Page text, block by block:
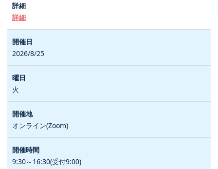
詳細
2026/8/25
火
オンライン(Zoom)
9:30～16:30(受付9:00)